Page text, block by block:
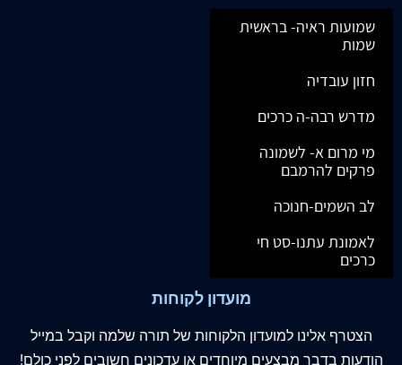
שמועות ראיה- בראשית
שמות
חזון עובדיה
מדרש רבה-ה כרכים
מי מרום א- לשמונה
פרקים להרמבם
לב השמים-חנוכה
לאמונת עתנו-סט חי
כרכים
מועדון לקוחות
הצטרף אלינו למועדון הלקוחות של תורה שלמה וקבל במייל
הודעות בדבר מבצעים מיוחדים או עדכונים חשובים לפני כולם!